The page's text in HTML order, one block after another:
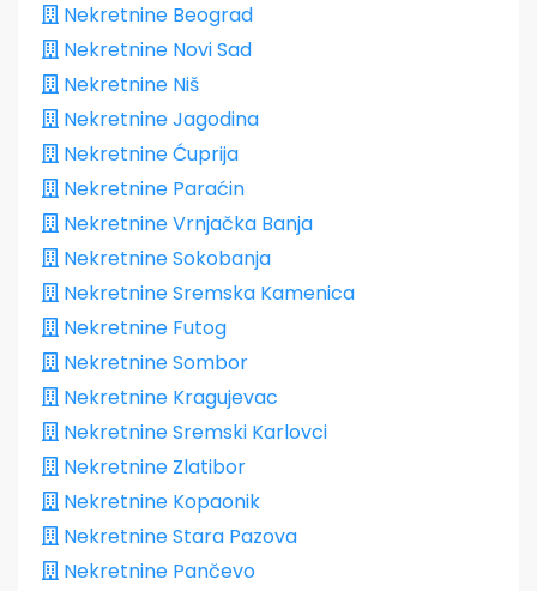
Nekretnine Beograd
Nekretnine Novi Sad
Nekretnine Niš
Nekretnine Jagodina
Nekretnine Ćuprija
Nekretnine Paraćin
Nekretnine Vrnjačka Banja
Nekretnine Sokobanja
Nekretnine Sremska Kamenica
Nekretnine Futog
Nekretnine Sombor
Nekretnine Kragujevac
Nekretnine Sremski Karlovci
Nekretnine Zlatibor
Nekretnine Kopaonik
Nekretnine Stara Pazova
Nekretnine Pančevo